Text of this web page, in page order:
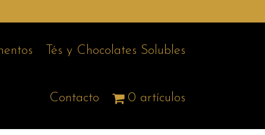
Tés y Chocolates Solubles
Contacto 0 artículos